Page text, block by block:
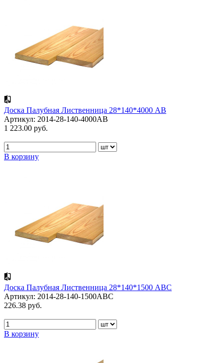
Доска Палубная Лиственница 28*140*4000 АВ
Артикул: 2014-28-140-4000AB
1 223.00 руб.
В корзину
Доска Палубная Лиственница 28*140*1500 АВС
Артикул: 2014-28-140-1500ABC
226.38 руб.
В корзину